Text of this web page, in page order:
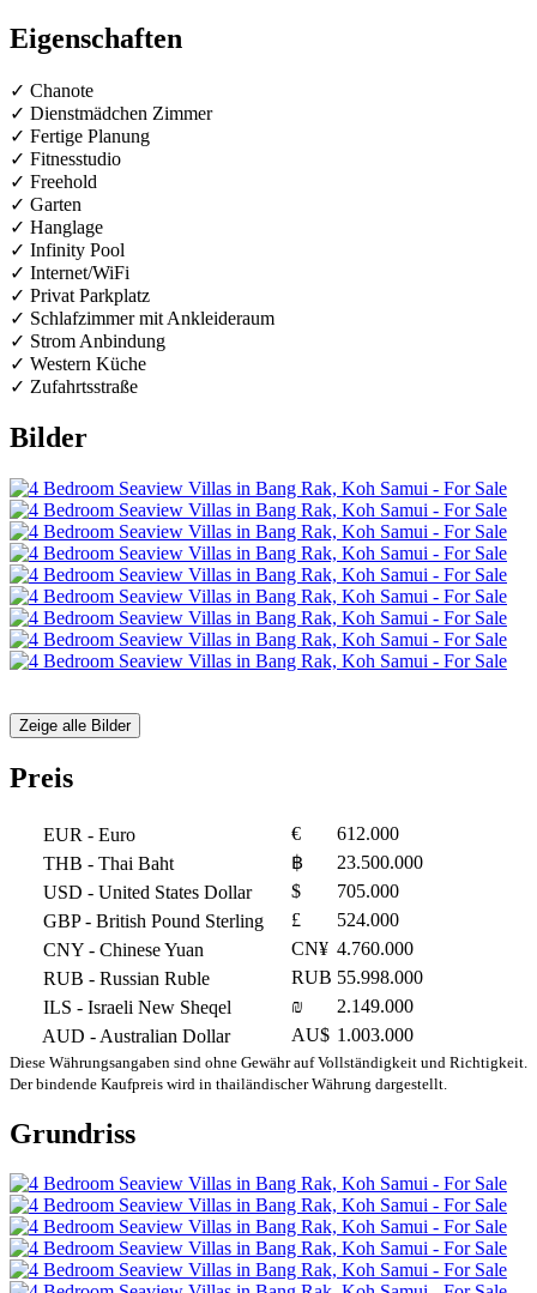
Eigenschaften
✓ Chanote
✓ Dienstmädchen Zimmer
✓ Fertige Planung
✓ Fitnesstudio
✓ Freehold
✓ Garten
✓ Hanglage
✓ Infinity Pool
✓ Internet/WiFi
✓ Privat Parkplatz
✓ Schlafzimmer mit Ankleideraum
✓ Strom Anbindung
✓ Western Küche
✓ Zufahrtsstraße
Bilder
Zeige alle Bilder
Preis
EUR - Euro €
612.000
THB - Thai Baht ฿
23.500.000
USD - United States Dollar $
705.000
GBP- British Pound Sterling £
524.000
CNY - Chinese Yuan CN¥ 4.760.000
RUB - Russian Ruble RUB 55.998.000
ILS - Israeli New Sheqel ₪
2.149.000
AUD - Australian Dollar AU$ 1.003.000
Diese Währungsangaben sind ohne Gewähr auf Vollständigkeit und Richtigkeit.
Der bindende Kaufpreis wird in thailändischer Währung dargestellt.
Grundriss